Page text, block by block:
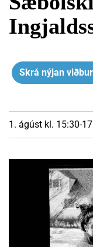
Skrá nýjan
1. ágúst kl. 15:30-